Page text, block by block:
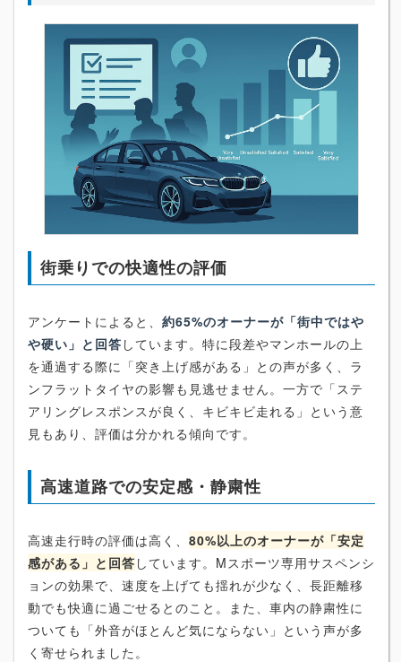
街乗りでの快適性の評価
アンケートによると、 約65%のオーナーが「街中ではや
や硬い」と回答 しています。特に段差やマンホールの上
を通過する際に「突き上げ感がある」との声が多く、ラ
ンフラットタイヤの影響も見逃せません。一方で「ステ
アリングレスポンスが良く、キビキビ走れる」という意
見もあり、評価は分かれる傾向です。
高速道路での安定感・静粛性
高速走行時の評価は高く、 80%以上のオーナーが「安定
感がある」と回答 しています。Mスポーツ専用サスペンシ
ョンの効果で、速度を上げても揺れが少なく、長距離移
動でも快適に過ごせるとのこと。また、車内の静粛性に
ついても「外音がほとんど気にならない」という声が多
く寄せられました。